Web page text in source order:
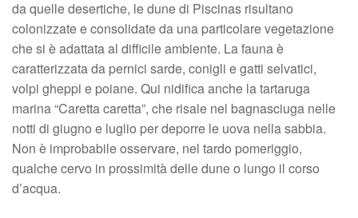
da quelle desertiche, le dune di Piscinas risultano
colonizzate e consolidate da una particolare vegetazione
che si è adattata al difficile ambiente. La fauna è
caratterizzata da pernici sarde, conigli e gatti selvatici,
volpi gheppi e poiane. Qui nidifica anche la tartaruga
marina “Caretta caretta”, che risale nel bagnasciuga nelle
notti di giugno e luglio per deporre le uova nella sabbia.
Non è improbabile osservare, nel tardo pomeriggio,
qualche cervo in prossimità delle dune o lungo il corso
d’acqua.